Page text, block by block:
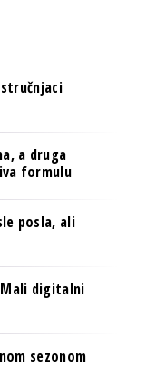
a druga
formulu
posla, ali
Mali digitalni
sezonom